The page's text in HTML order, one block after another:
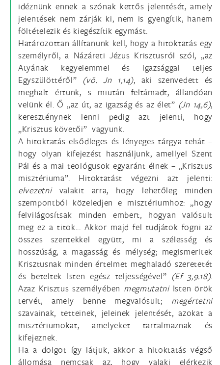
idéznünk ennek a szónak kettős jelentését, amely
jelentések nem zárják ki, nem is gyengítik, hanem
föltételezik és kiegészítik egymást.
Határozottan állítanunk kell, hogy a hitoktatás egy
személyről, a Názáreti Jézus Krisztusról szól, „az
Atyának kegyelemmel és igazsággal teljes
Egyszülöttéről” (vö. Jn 1,14), aki szenvedett és
meghalt értünk, s miután feltámadt, állandóan
velünk él. Ő „az út, az igazság és az élet” (Jn 14,6),
kereszténynek lenni pedig azt jelenti, hogy
„Krisztus követői” vagyunk.
A hitoktatás elsődleges és lényeges tárgya tehát –
hogy olyan kifejezést használjunk, amellyel Szent
Pál és a mai teológusok egyaránt élnek – „Krisztus
misztériuma”. Hitoktatást végezni azt jelenti:
elvezetnivalakit arra, hogy lehetőleg minden
szempontból közeledjen e misztériumhoz: „hogy
felvilágosítsak minden embert, hogyan valósult
meg ez a titok... Akkor majd fel tudjátok fogni az
összes szentekkel együtt, mi a szélesség és
hosszúság, a magasság és mélység; megismeritek
Krisztusnak minden értelmet meghaladó szeretetét
és beteltek Isten egész teljességével” (Ef 3,9.18).
Azaz Krisztus személyében megmutatniIsten örök
tervét, amely benne megvalósult; megértetni
szavainak, tetteinek, jeleinek jelentését, azokat a
misztériumokat, amelyeket tartalmaznak és
kifejeznek.
Ha a dolgot így látjuk, akkor a hitoktatás végső
állomása nemcsak az, hogy valaki elérkezik